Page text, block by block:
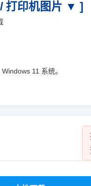
打印机图片 ▼ ]
11 系统。